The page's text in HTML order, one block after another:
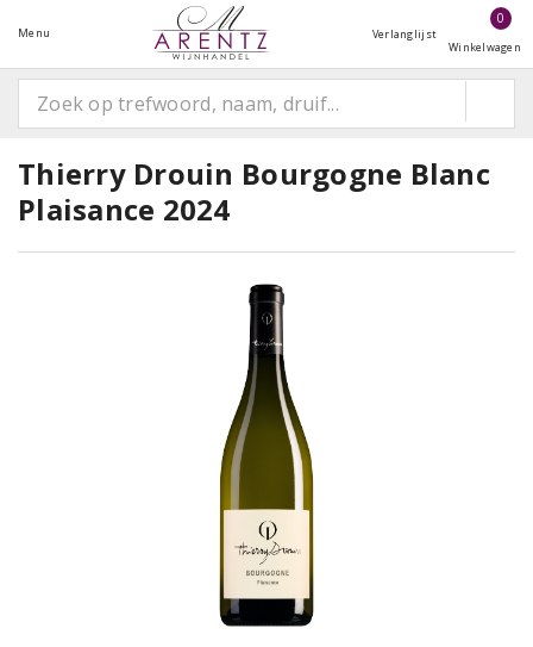
Menu Verlanglijst
0
Winkelwagen
Thierry Drouin Bourgogne Blanc
Plaisance 2024